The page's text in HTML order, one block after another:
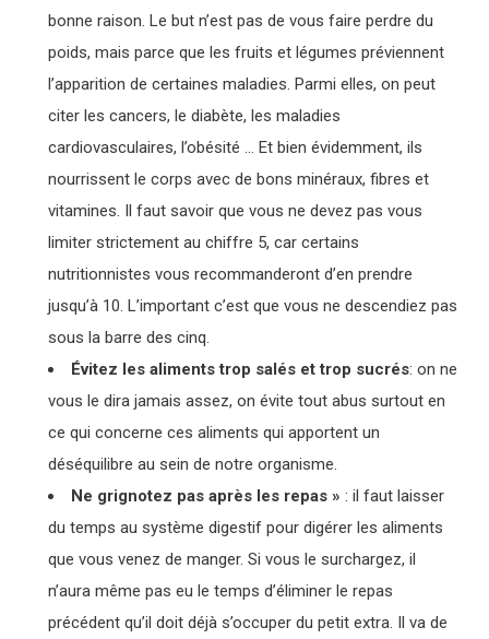
bonne raison. Le but n’est pas de vous faire perdre du
poids, mais parce que les fruits et légumes préviennent
l’apparition de certaines maladies. Parmi elles, on peut
citer les cancers, le diabète, les maladies
cardiovasculaires, l’obésité … Et bien évidemment, ils
nourrissent le corps avec de bons minéraux, fibres et
vitamines. Il faut savoir que vous ne devez pas vous
limiter strictement au chiffre 5, car certains
nutritionnistes vous recommanderont d’en prendre
jusqu’à 10. L’important c’est que vous ne descendiez pas
sous la barre des cinq.
Évitez les aliments trop salés et trop sucrés: on ne
vous le dira jamais assez, on évite tout abus surtout en
ce qui concerne ces aliments qui apportent un
déséquilibre au sein de notre organisme.
Ne grignotez pas après les repas » : il faut laisser
du temps au système digestif pour digérer les aliments
que vous venez de manger. Si vous le surchargez, il
n’aura même pas eu le temps d’éliminer le repas
précédent qu’il doit déjà s’occuper du petit extra. Il va de